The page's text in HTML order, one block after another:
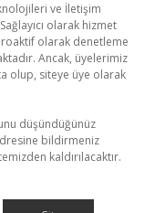
ve İletişim
olarak hizmet
olarak denetleme
Ancak, üyelerimiz
olup, siteye üye olarak
düşündüğünüz
bildirmeniz
kaldırılacaktır.